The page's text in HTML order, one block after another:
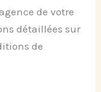
de votre
détaillées sur
de